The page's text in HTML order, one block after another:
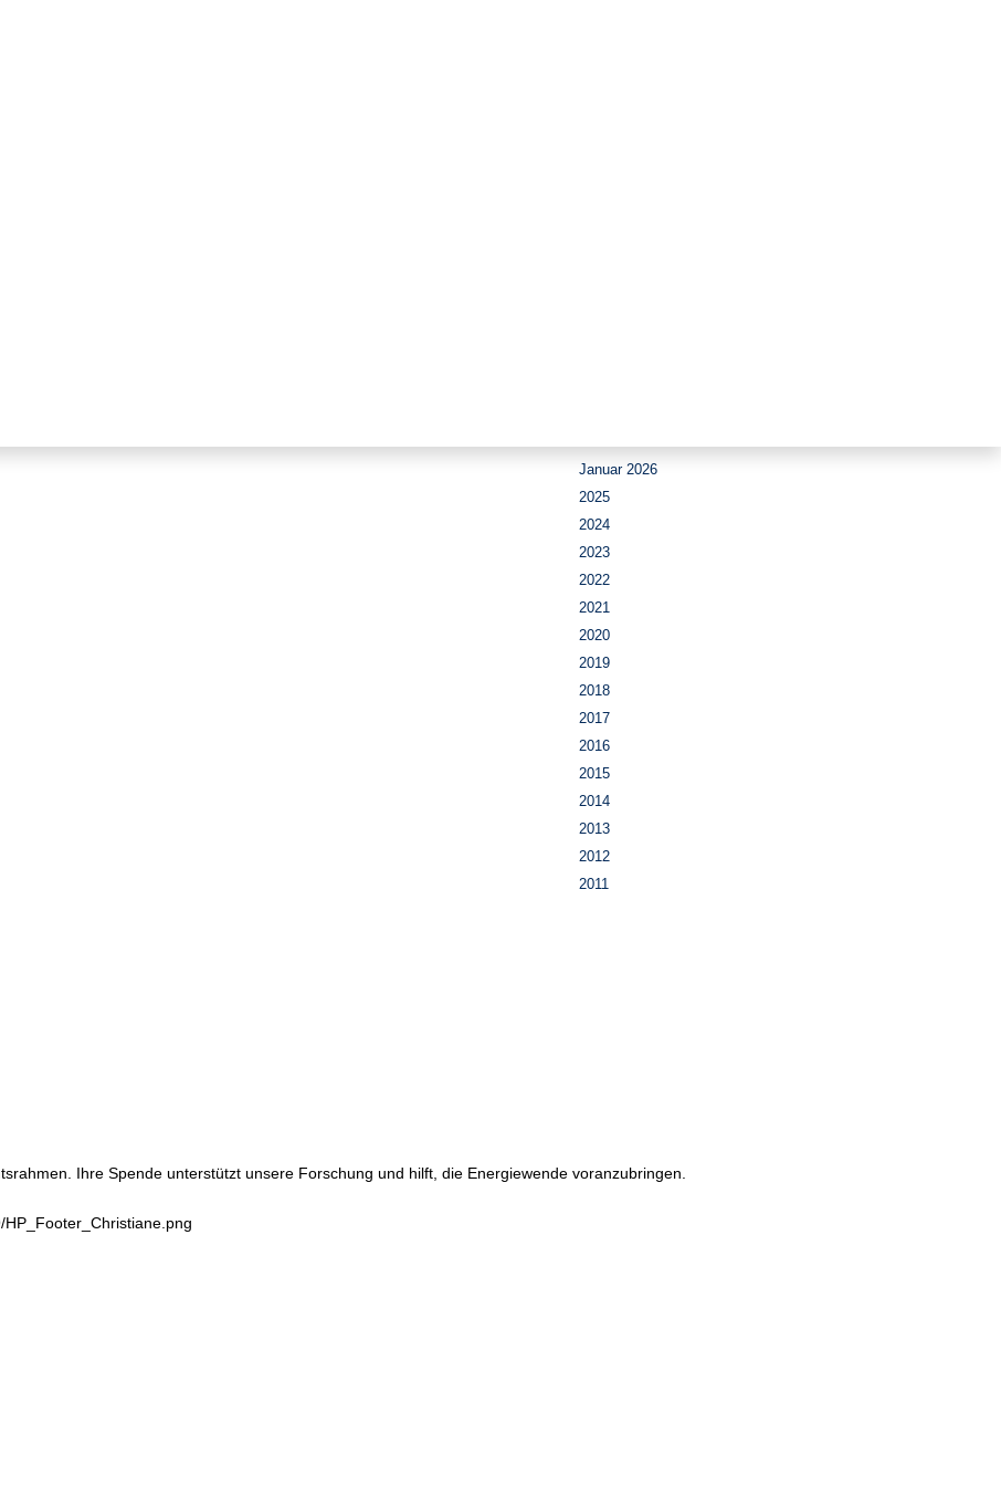
Januar 2026
2025
2024
2023
2022
2021
2020
2019
2018
2017
2016
2015
2014
2013
2012
2011
Ihre Spende unterstützt unsere Forschung und hilft, die Energiewende voranzubringen.